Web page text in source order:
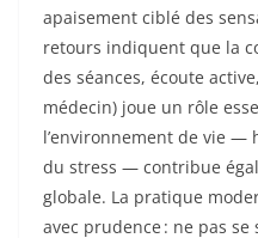
apaisement ciblé des
retours indiquent que la
des séances, écoute
médecin) joue un rôle
l’environnement de vie —
du stress — contribue
globale. La pratique
avec prudence : ne pas